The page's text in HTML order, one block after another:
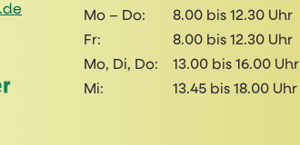
Mo – Do:
8.00 bis 12.30 Uhr
Fr:
8.00 bis 12.30 Uhr
Mo, Di, Do:
13.00 bis 16.00 Uhr
Mi:
13.45 bis 18.00 Uhr